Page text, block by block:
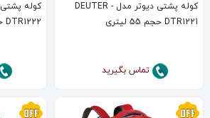
کوله پشتی دیوتر مدل DEUTER -
DTR1221 حجم 55 لیتری
تماس بگیرید
DTR1222 حجم 55 لیتری